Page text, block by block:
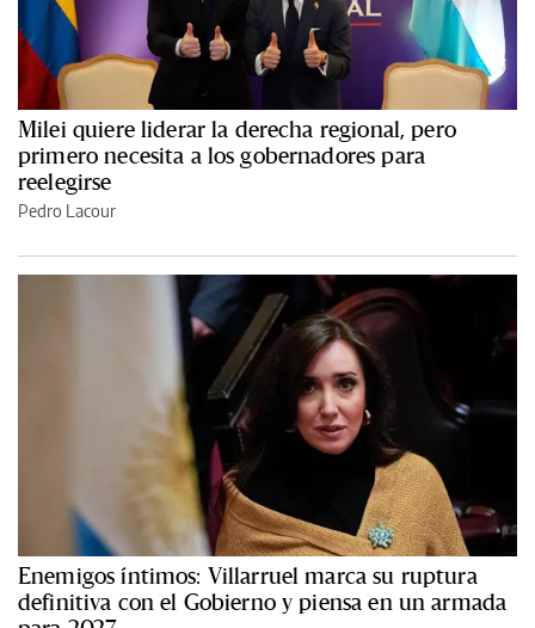
Milei quiere liderar la derecha regional, pero
primero necesita a los gobernadores para
reelegirse
Pedro Lacour
Enemigos íntimos: Villarruel marca su ruptura
definitiva con el Gobierno y piensa en un armada